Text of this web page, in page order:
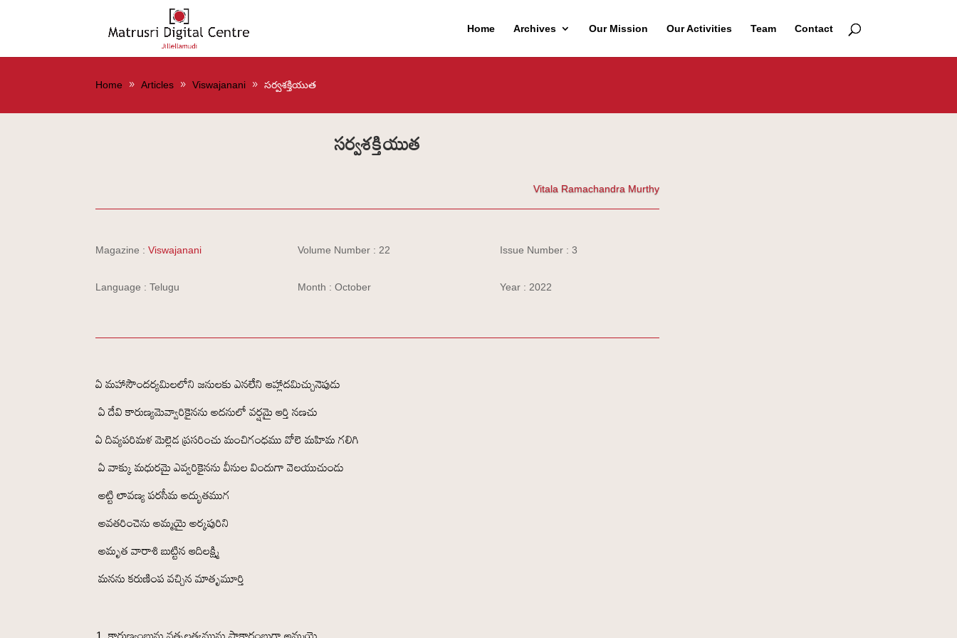
Home Archives Our Mission Our Activities Team Contact
Home Articles Viswajanani సర్వశక్తియుత
సర్వశక్తియుత
Vitala Ramachandra Murthy
Magazine :Viswajanani
Language : Telugu
Volume Number : 22
Month : October
Issue Number : 3
Year : 2022
ఏ మహాసౌందర్యమిలలోని జనులకు ఎనలేని ఆహ్లాదమిచ్చునెపుడు
ఏ దేవి కారుణ్యమెవ్వారికైనను అదనులో వర్షమై ఆర్తి నణచు
ఏ దివ్యపరిమళ మెల్లెడ ప్రసరించు మంచిగంధము వోలె మహిమ గలిగి
ఏ వాక్కు మధురమై ఎవ్వరికైనను వీనుల విందుగా వెలయుచుండు
అట్టి లావణ్య పరసీమ అద్భుతముగ
అవతరించెను అమ్మయై అర్కపురిని
అమృత వారాశి బుట్టిన ఆదిలక్ష్మి
మనను కరుణింప వచ్చిన మాతృమూర్తి